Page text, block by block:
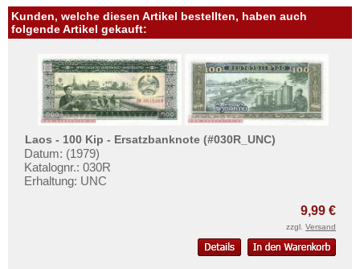
Pakistan
Portugiesisch Indien
Saudi Arabien
Singapur
Sri Lanka
Straits Settlements
Süd-Ossetien
Kontakt
Informationen
Preislisten
Ankauf
Gratisbanknoten
FAQ
Kunden, welche diesen Artikel bestellten, haben auch
folgende Artikel gekauft:
Laos - 100 Kip - Ersatzbanknote (#030R_UNC)
Datum: (1979)
Katalognr.: 030R
Erhaltung: UNC
9,99 €
zzgl. Versand